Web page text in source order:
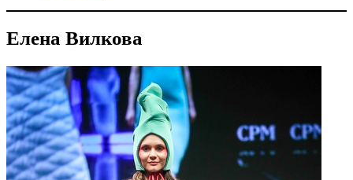
Елена Вилкова